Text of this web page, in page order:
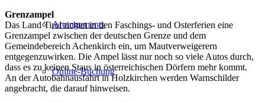
Arrangements
Online-Buchung
Grenzampel
Das Land Tirol richtet in den Faschings- und Osterferien eine
Grenzampel zwischen der deutschen Grenze und dem
Gemeindebereich Achenkirch ein, um Mautverweigerern
entgegenzuwirken. Die Ampel lässt nur noch so viele Autos durch,
dass es zu keinen Staus in österreichischen Dörfern mehr kommt.
An der Autobahnausfahrt in Holzkirchen werden Warnschilder
angebracht, die darauf hinweisen.